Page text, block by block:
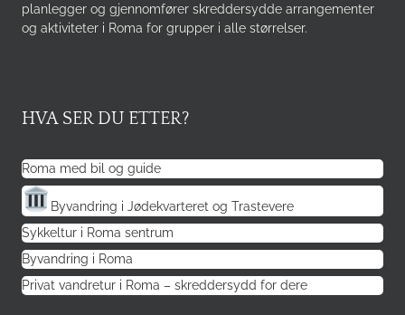
planlegger og gjennomfører skreddersydde arrangementer
og aktiviteter i Roma for grupper i alle størrelser.
HVA SER DU ETTER?
Roma med bil og guide
Byvandring i Jødekvarteret og Trastevere
Sykkeltur i Roma sentrum
Byvandring i Roma
Privat vandretur i Roma – skreddersydd for dere